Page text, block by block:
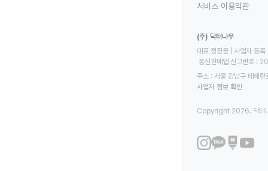
서비스 이용약관
(주) 닥터나우
대표 정진웅 | 사업자
통신판매업 신고번호
주소 : 서울 강남구 테헤
사업자 정보 확인
Copyright 2026. 닥터